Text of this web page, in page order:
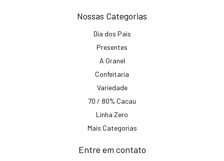
Nossas Categorias
Dia dos Pais
Presentes
A Granel
Confeitaria
Variedade
70 / 80% Cacau
Linha Zero
Mais Categorias
Entre em contato